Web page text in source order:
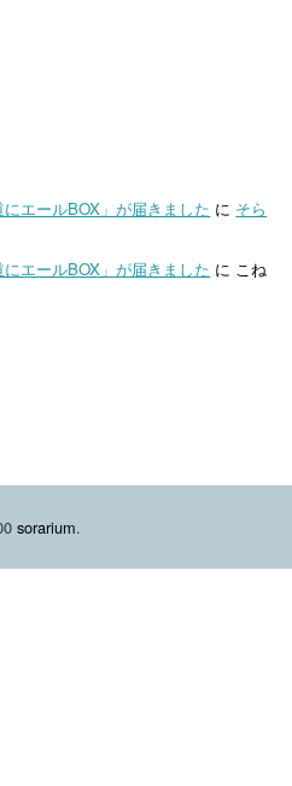
エールBOX」が届きました に そら
エールBOX」が届きました に こね
sorarium.